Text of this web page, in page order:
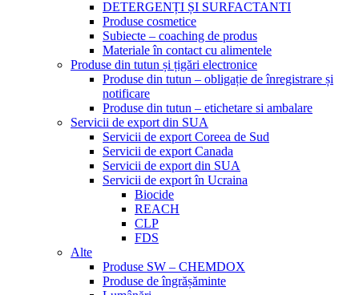
DETERGENȚI ȘI SURFACTANTI
Produse cosmetice
Subiecte – coaching de produs
Materiale în contact cu alimentele
Produse din tutun și țigări electronice
Produse din tutun – obligație de înregistrare și
notificare
Produse din tutun – etichetare si ambalare
Servicii de export din SUA
Servicii de export Coreea de Sud
Servicii de export Canada
Servicii de export din SUA
Servicii de export în Ucraina
Biocide
REACH
CLP
FDS
Alte
Produse SW – CHEMDOX
Produse de îngrășăminte